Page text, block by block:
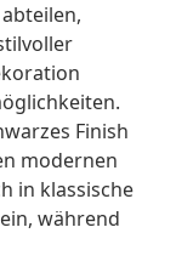
Finish
modernen
in klassische
während